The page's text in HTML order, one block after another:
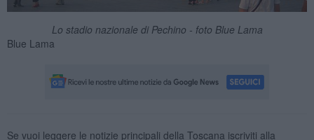
Lo stadio nazionale di Pechino - foto Blue Lama
Blue Lama
Se vuoi leggere le notizie principali della Toscana iscriviti alla